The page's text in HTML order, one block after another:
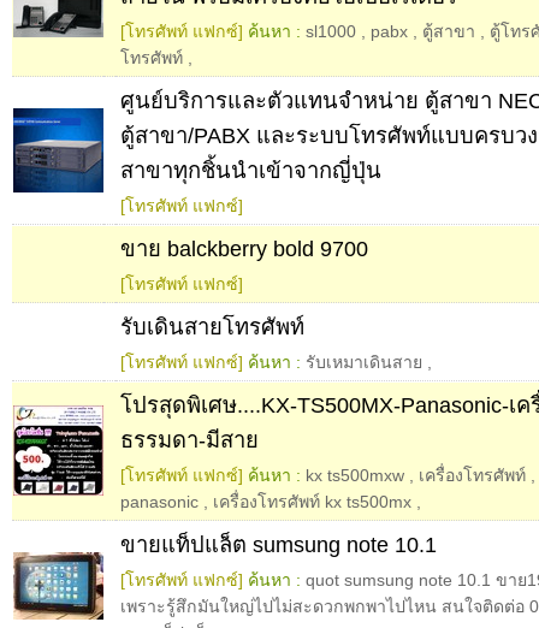
[โทรศัพท์ แฟกซ์] ค้นหา : sl1000 pabx ตู้สาขา
ตู้โทร
โทรศัพท์
ศูนย์บริการและตัวแทนจำหน่าย ตู้สาขา
ตู้สาขา/PABX และระบบโทรศัพท์แบบครบว
สาขาทุกชิ้นนำเข้าจากญี่ปุ่น
[โทรศัพท์ แฟกซ์]
ขาย balckberry bold 9700
[โทรศัพท์ แฟกซ์]
รับเดินสายโทรศัพท์
[โทรศัพท์ แฟกซ์] ค้นหา : รับเหมาเดินสาย
โปรสุดพิเศษ....KX-TS500MX-Panasonic-เ
ธรรมดา-มีสาย
[โทรศัพท์ แฟกซ์] ค้นหา : kx ts500mxw เครื่องโทรศัพท์
panasonic
เครื่องโทรศัพท์ kx ts500mx
ขายแท็ปแล็ต sumsung note 10.1
[โทรศัพท์ แฟกซ์] ค้นหา : quot sumsung note 10.1 ขาย
เพราะรู้สึกมันใหญ่ไปไม่สะดวกพกพาไปไหน สนใจติดต่อ